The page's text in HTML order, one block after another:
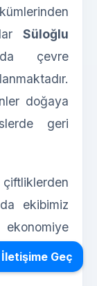
Süloğlu
çevre
doğaya
geri
ekibimiz
İletişime Geç